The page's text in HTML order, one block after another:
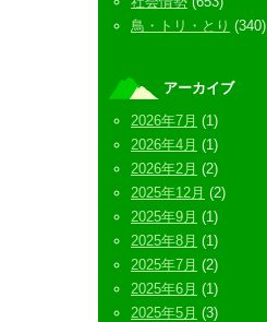
鳥・トリ・とり (340)
アーカイブ
2026年7月 (1)
2026年4月 (1)
2026年2月 (2)
2025年12月 (2)
2025年9月 (1)
2025年8月 (1)
2025年7月 (2)
2025年6月 (1)
2025年5月 (3)